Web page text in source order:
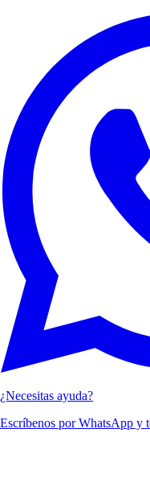
¿Necesitas ayuda?
Escríbenos por WhatsApp y